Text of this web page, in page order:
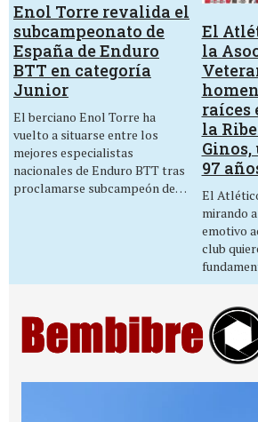
Enol Torre revalida el
subcampeonato de
España de Enduro
BTT en categoría
Junior
El berciano Enol Torre ha
vuelto a situarse entre los
mejores especialistas
nacionales de Enduro BTT tras
proclamarse subcampeón de…
El
la
raíces
la
97
El
mirando
emotivo
club